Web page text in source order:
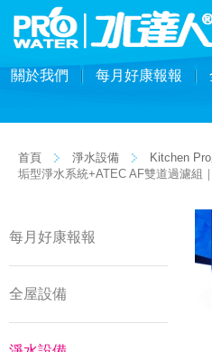
關於我們 每月好康報報
首頁 淨水設備 Kitchen
垢型淨水系統+ATEC AF雙道過濾組
每月好康報報
全屋設備